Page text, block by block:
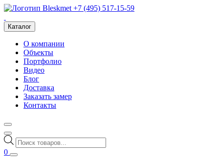
+7 (495) 517-15-59
Каталог
О компании
Объекты
Портфолио
Видео
Блог
Доставка
Заказать замер
Контакты
Поиск
товаров
0